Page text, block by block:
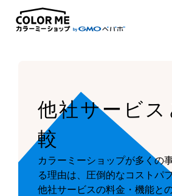
他社サービス
較
カラーミーショップが多くの
る理由は、圧倒的なコストパ
他社サービスの料金・機能と